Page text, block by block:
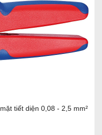
tiết diện 0,08 - 2,5 mm²